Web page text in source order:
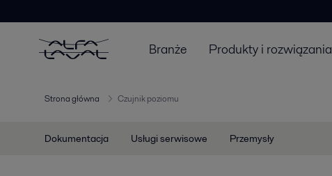
Branże Produkty i rozwiązania
Strona główna Czujnik poziomu
Dokumentacja Usługi serwisowe Przemysły